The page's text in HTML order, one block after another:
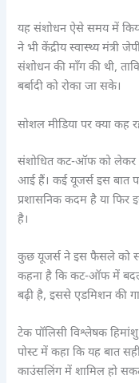
यह संशोधन ऐसे समय में
ने भी केंद्रीय स्वास्थ्य मंत्री
संशोधन की माँग की थी,
बर्बादी को रोका जा सके।
सोशल मीडिया पर क्या कह
संशोधित कट-ऑफ को लेकर
आई हैं। कई यूजर्स इस बात
प्रशासनिक कदम है या
है।
कुछ यूजर्स ने इस फैसले को
कहना है कि कट-ऑफ में
बढ़ी है, इससे एडमिशन की
टेक पॉलिसी विश्लेषक
पोस्ट में कहा कि यह बात
काउंसलिंग में शामिल हो